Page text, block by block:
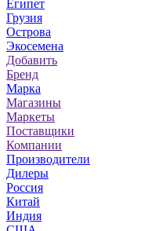
Египет
Грузия
Острова
Экосемена
Добавить
Бренд
Марка
Магазины
Маркеты
Поставщики
Компании
Производители
Дилеры
Россия
Китай
Индия